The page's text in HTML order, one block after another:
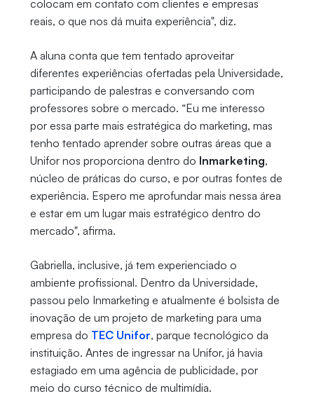
colocam em contato com clientes e empresas
reais, o que nos dá muita experiência", diz.
A aluna conta que tem tentado aproveitar
diferentes experiências ofertadas pela Universidade,
participando de palestras e conversando com
professores sobre o mercado. “Eu me interesso
por essa parte mais estratégica do marketing, mas
tenho tentado aprender sobre outras áreas que a
Unifor nos proporciona dentro do Inmarketing,
núcleo de práticas do curso, e por outras fontes de
experiência. Espero me aprofundar mais nessa área
e estar em um lugar mais estratégico dentro do
mercado", afirma.
Gabriella, inclusive, já tem experienciado o
ambiente profissional. Dentro da Universidade,
passou pelo Inmarketing e atualmente é bolsista de
inovação de um projeto de marketing para uma
empresa do TEC Unifor, parque tecnológico da
instituição. Antes de ingressar na Unifor, já havia
estagiado em uma agência de publicidade, por
meio do curso técnico de multimídia.